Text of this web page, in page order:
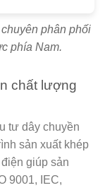
phân phối
phía Nam.
chất lượng
tư dây chuyền
sản xuất khép
giúp sản
9001, IEC,